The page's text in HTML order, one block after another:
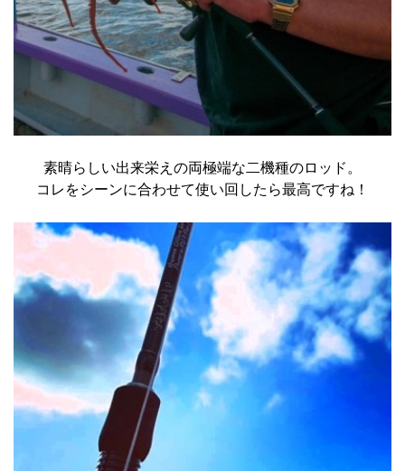
素晴らしい出来栄えの両極端な二機種のロッド。
コレをシーンに合わせて使い回したら最高ですね！